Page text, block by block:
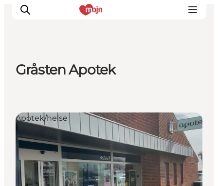
Det sker
Overnatning
Planlæg din ferie
Booking
Gråsten Apotek
Apotek/helse